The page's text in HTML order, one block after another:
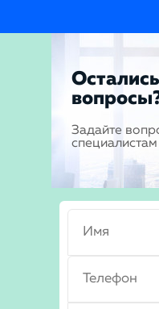
Остались
Задайте
специалистам